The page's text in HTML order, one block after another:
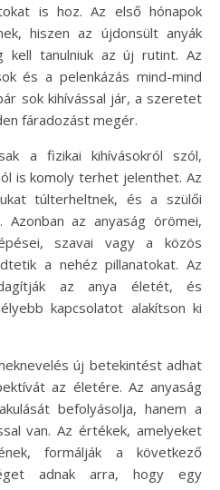
is hoz. Az első hónapok
hiszen az újdonsült anyák
kell tanulniuk az új rutint. Az
és a pelenkázás mind-mind
sok kihívással jár, a szeretet
fáradozást megér.
a fizikai kihívásokról szól,
is komoly terhet jelenthet. Az
túlterheltnek, és a szülői
Azonban az anyaság örömei,
szavai vagy a közös
a nehéz pillanatokat. Az
az anya életét, és
kapcsolatot alakítson ki
új betekintést adhat
az életére. Az anyaság
befolyásolja, hanem a
van. Az értékek, amelyeket
formálják a következő
adnak arra, hogy egy